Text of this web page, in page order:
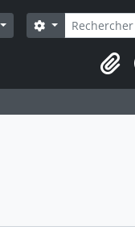
Rechercher
Search options